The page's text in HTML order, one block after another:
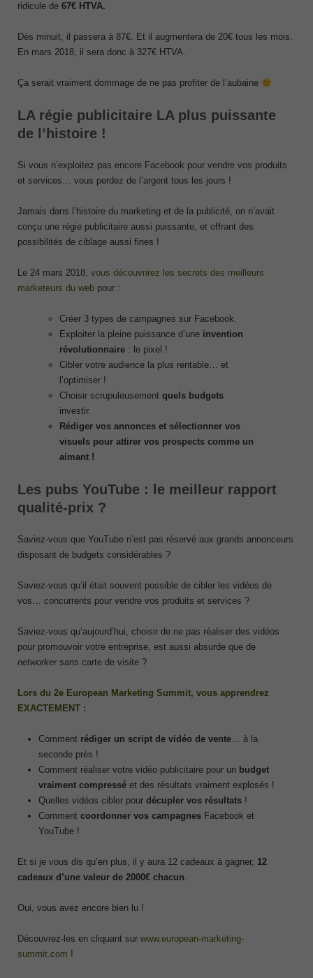
ridicule de 67€ HTVA.
Dès minuit, il passera à 87€. Et il augmentera de 20€ tous les mois.
En mars 2018, il sera donc à 327€ HTVA.
Ça serait vraiment dommage de ne pas profiter de l’aubaine
LA régie publicitaire LA plus puissante
de l’histoire !
Si vous n’exploitez pas encore Facebook pour vendre vos produits
et services… vous perdez de l’argent tous les jours !
Jamais dans l’histoire du marketing et de la publicité, on n’avait
conçu une régie publicitaire aussi puissante, et offrant des
possibilités de ciblage aussi fines !
Le 24 mars 2018, vous découvrirez les secrets des meilleurs
marketeurs du web pour :
Créer 3 types de campagnes sur Facebook.
Exploiter la pleine puissance d’une invention
révolutionnaire : le pixel !
Cibler votre audience la plus rentable… et
l’optimiser !
Choisir scrupuleusement quels budgets
investir.
Rédiger vos annonces et sélectionner vos
visuels pour attirer vos prospects comme un
aimant !
Les pubs YouTube : le meilleur rapport
qualité-prix ?
Saviez-vous que YouTube n’est pas réservé aux grands annonceurs
disposant de budgets considérables ?
Saviez-vous qu’il était souvent possible de cibler les vidéos de
vos… concurrents pour vendre vos produits et services ?
Saviez-vous qu’aujourd’hui, choisir de ne pas réaliser des vidéos
pour promouvoir votre entreprise, est aussi absurde que de
networkersans carte de visite ?
Lors du 2e European Marketing Summit, vous apprendrez
EXACTEMENT :
Comment rédiger un script de vidéo de vente… à la
seconde près !
Comment réaliser votre vidéo publicitaire pour un budget
vraiment compressé et des résultats vraiment explosés !
Quelles vidéos cibler pour décupler vos résultats !
Comment coordonner vos campagnes Facebook et
YouTube !
Et si je vous dis qu’en plus, il y aura 12 cadeaux à gagner, 12
cadeaux d’une valeur de 2000€ chacun.
Oui, vous avez encore bien lu !
Découvrez-les en cliquant sur www.european-marketing-
summit.com !